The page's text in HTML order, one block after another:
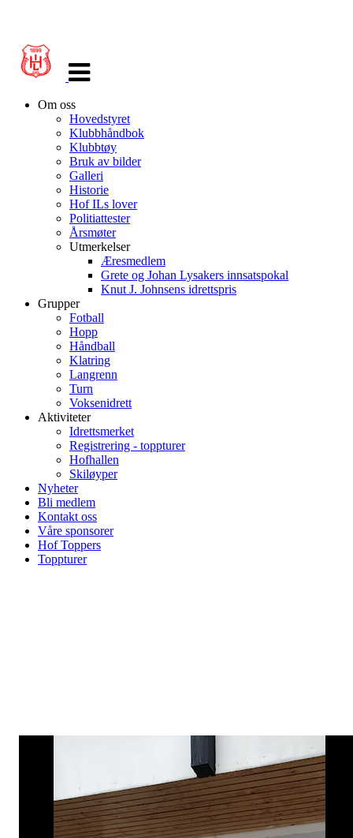
navigasjon
Om oss
Hovedstyret
Klubbhåndbok
Klubbtøy
Bruk av bilder
Galleri
Historie
Hof ILs lover
Politiattester
Årsmøter
Utmerkelser
Æresmedlem
Grete og Johan Lysakers innsatspokal
Knut J. Johnsens idrettspris
Grupper
Fotball
Hopp
Håndball
Klatring
Langrenn
Turn
Voksenidrett
Aktiviteter
Idrettsmerket
Registrering - toppturer
Hofhallen
Skiløyper
Nyheter
Bli medlem
Kontakt oss
Våre sponsorer
Hof Toppers
Toppturer